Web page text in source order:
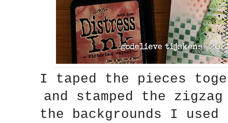
I taped the pieces
and stamped the
the backgrounds I